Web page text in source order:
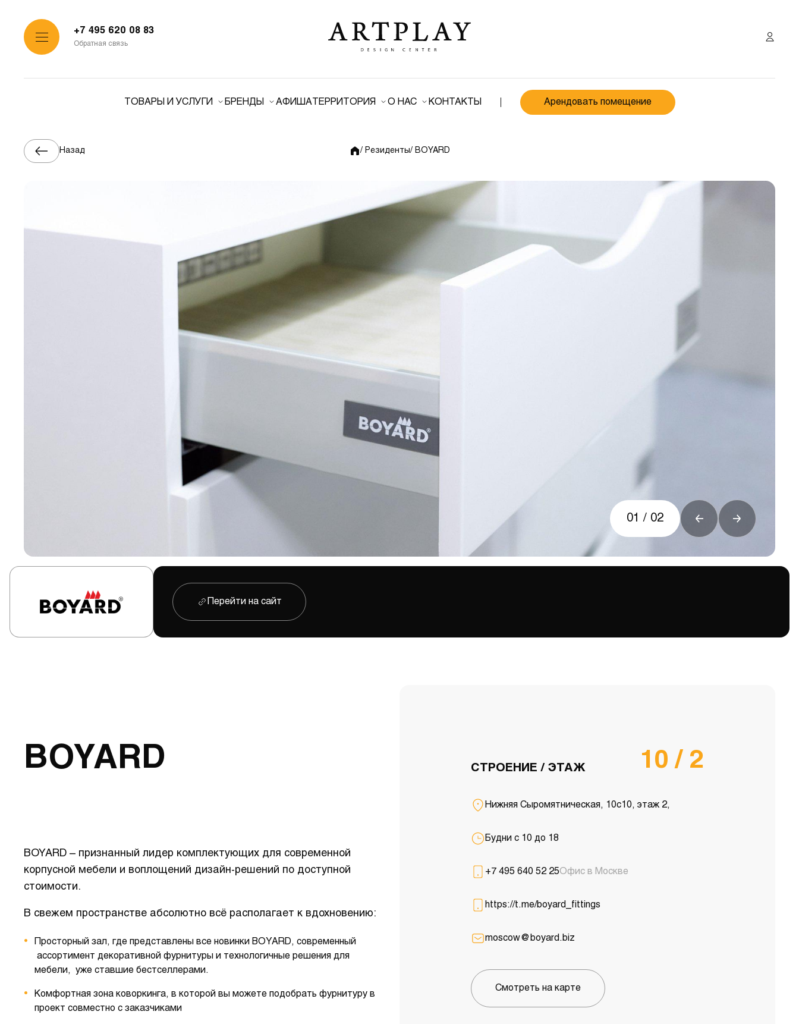
+7 495 620 08 83
Обратная связь
ТОВАРЫ И УСЛУГИ БРЕНДЫ АФИШАТЕРРИТОРИЯ О НАС КОНТАКТЫ Арендовать помещение
Назад / Резиденты/ BOYARD
01 / 02
Перейти на сайт
BOYARD
BOYARD – признанный лидер комплектующих для современной
корпусной мебели и воплощений дизайн-решений по доступной
стоимости.
В свежем пространстве абсолютно всё располагает к вдохновению:
Просторный зал, где представлены все новинки BOYARD, современный
ассортимент декоративной фурнитуры и технологичные решения для
мебели, уже ставшие бестселлерами.
Комфортная зона коворкинга, в которой вы можете подобрать фурнитуру в
проект совместно с заказчиками
СТРОЕНИЕ / ЭТАЖ 10 / 2
Нижняя Сыромятническая, 10с10, этаж 2,
Будни с 10 до 18
+7 495 640 52 25Офис в Москве
https://t.me/boyard_fittings
moscow@boyard.biz
Смотреть на карте